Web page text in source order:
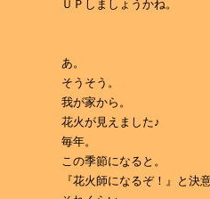
ＵＰしましょうかね。
あ。
そうそう。
我が家から。
花火が見えました♪
毎年。
この季節になると。
『花火師になるぞ！』と決